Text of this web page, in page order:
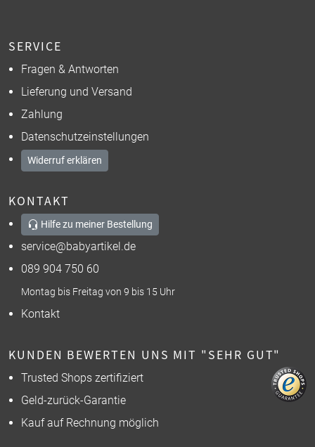
SERVICE
Fragen & Antworten
Lieferung und Versand
Zahlung
Datenschutzeinstellungen
Widerruf erklären
KONTAKT
Hilfe zu meiner Bestellung
service@babyartikel.de
089 904 750 60
Montag bis Freitag von 9 bis 15 Uhr
Kontakt
KUNDEN BEWERTEN UNS MIT "SEHR GUT"
Trusted Shops zertifiziert
Geld-zurück-Garantie
Kauf auf Rechnung möglich